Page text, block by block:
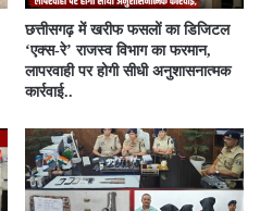
​छत्तीसगढ़ में खरीफ फसलों का डिजिटल
‘एक्स-रे’ राजस्व विभाग का फरमान,
लापरवाही पर होगी सीधी अनुशासनात्मक
कार्रवाई..